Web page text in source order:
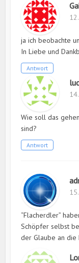
ja ich beobachte
In Liebe und
Antwort
Wie soll das
sind?
Antwort
“Flacherdler”
Schöpfer selbst
der Glaube an die